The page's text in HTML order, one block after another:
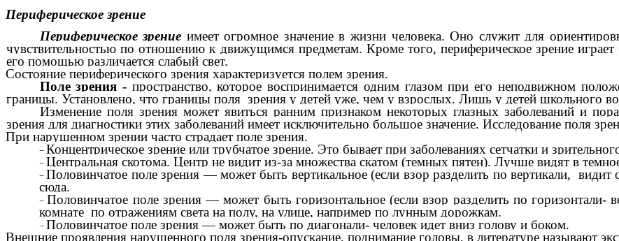
Периферическое зрение
Периферическое зрение имеет огромное значение в жизни человека. Оно служит для
чувствительностью по отношению к движущимся предметам. Кроме того, периферическое зрение
его помощью различается слабый свет.
Состояние периферического зрения характеризуется полем зрения.
Поле зрения - пространство, которое воспринимается одним глазом при его неподвижном
границы. Установлено, что границы поля зрения у детей уже, чем у взрослых. Лишь у детей школьного
Изменение поля зрения может явиться ранним признаком некоторых глазных заболеваний и
зрения для диагностики этих заболеваний имеет исключительно большое значение. Исследование поля
При нарушенном зрении часто страдает поле зрения.
Концентрическое зрение или трубчатое зрение. Это бывает при заболеваниях сетчатки и
Центральная скотома. Центр не видит из-за множества скатом (темных пятен). Лучше видят в
Половинчатое поле зрения — может быть вертикальное (если взор разделить по вертикали, видит
сюда.
Половинчатое поле зрения — может быть горизонтальное (если взор разделить по горизонтали-
комнате по отражениям света на полу, на улице, например по лунным дорожкам.
Половинчатое поле зрения — может быть по диагонали- человек идет вниз голову и боком.
Внешние проявления нарушенного поля зрения-опускание, поднимание головы, в литературе называют